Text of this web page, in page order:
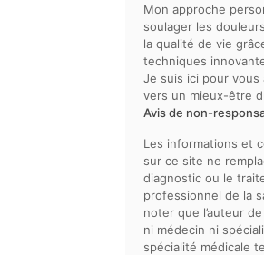
Mon approche
soulager les
la qualité de vie
techniques
Je suis ici pour vous
vers un mieux-être
Avis de non-
Les informations et
sur ce site ne
diagnostic ou le
professionnel de la
noter que l’auteur
ni médecin ni
spécialité médicale